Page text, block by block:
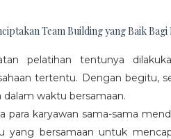
Team Building yang Baik
pelatihan tentunya
tertentu. Dengan begitu,
dalam waktu bersamaan.
para karyawan sama-sama
yang bersamaan untuk